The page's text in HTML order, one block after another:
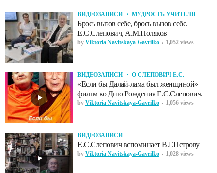
ВИДЕОЗАПИСИ МУДРОСТЬ УЧИТЕЛЯ
Брось вызов себе, брось вызов себе.
Е.С.Слепович, А.М.Поляков
by Viktoria Navitskaya-Gavrilko 1,052 views
ВИДЕОЗАПИСИ О СЛЕПОВИЧ Е.С.
«Если бы Далай-лама был женщиной» –
фильм ко Дню Рождения Е.С.Слепович.
by Viktoria Navitskaya-Gavrilko 1,056 views
ВИДЕОЗАПИСИ
Е.С.Слепович вспоминает В.Г.Петрову
by Viktoria Navitskaya-Gavrilko 1,028 views